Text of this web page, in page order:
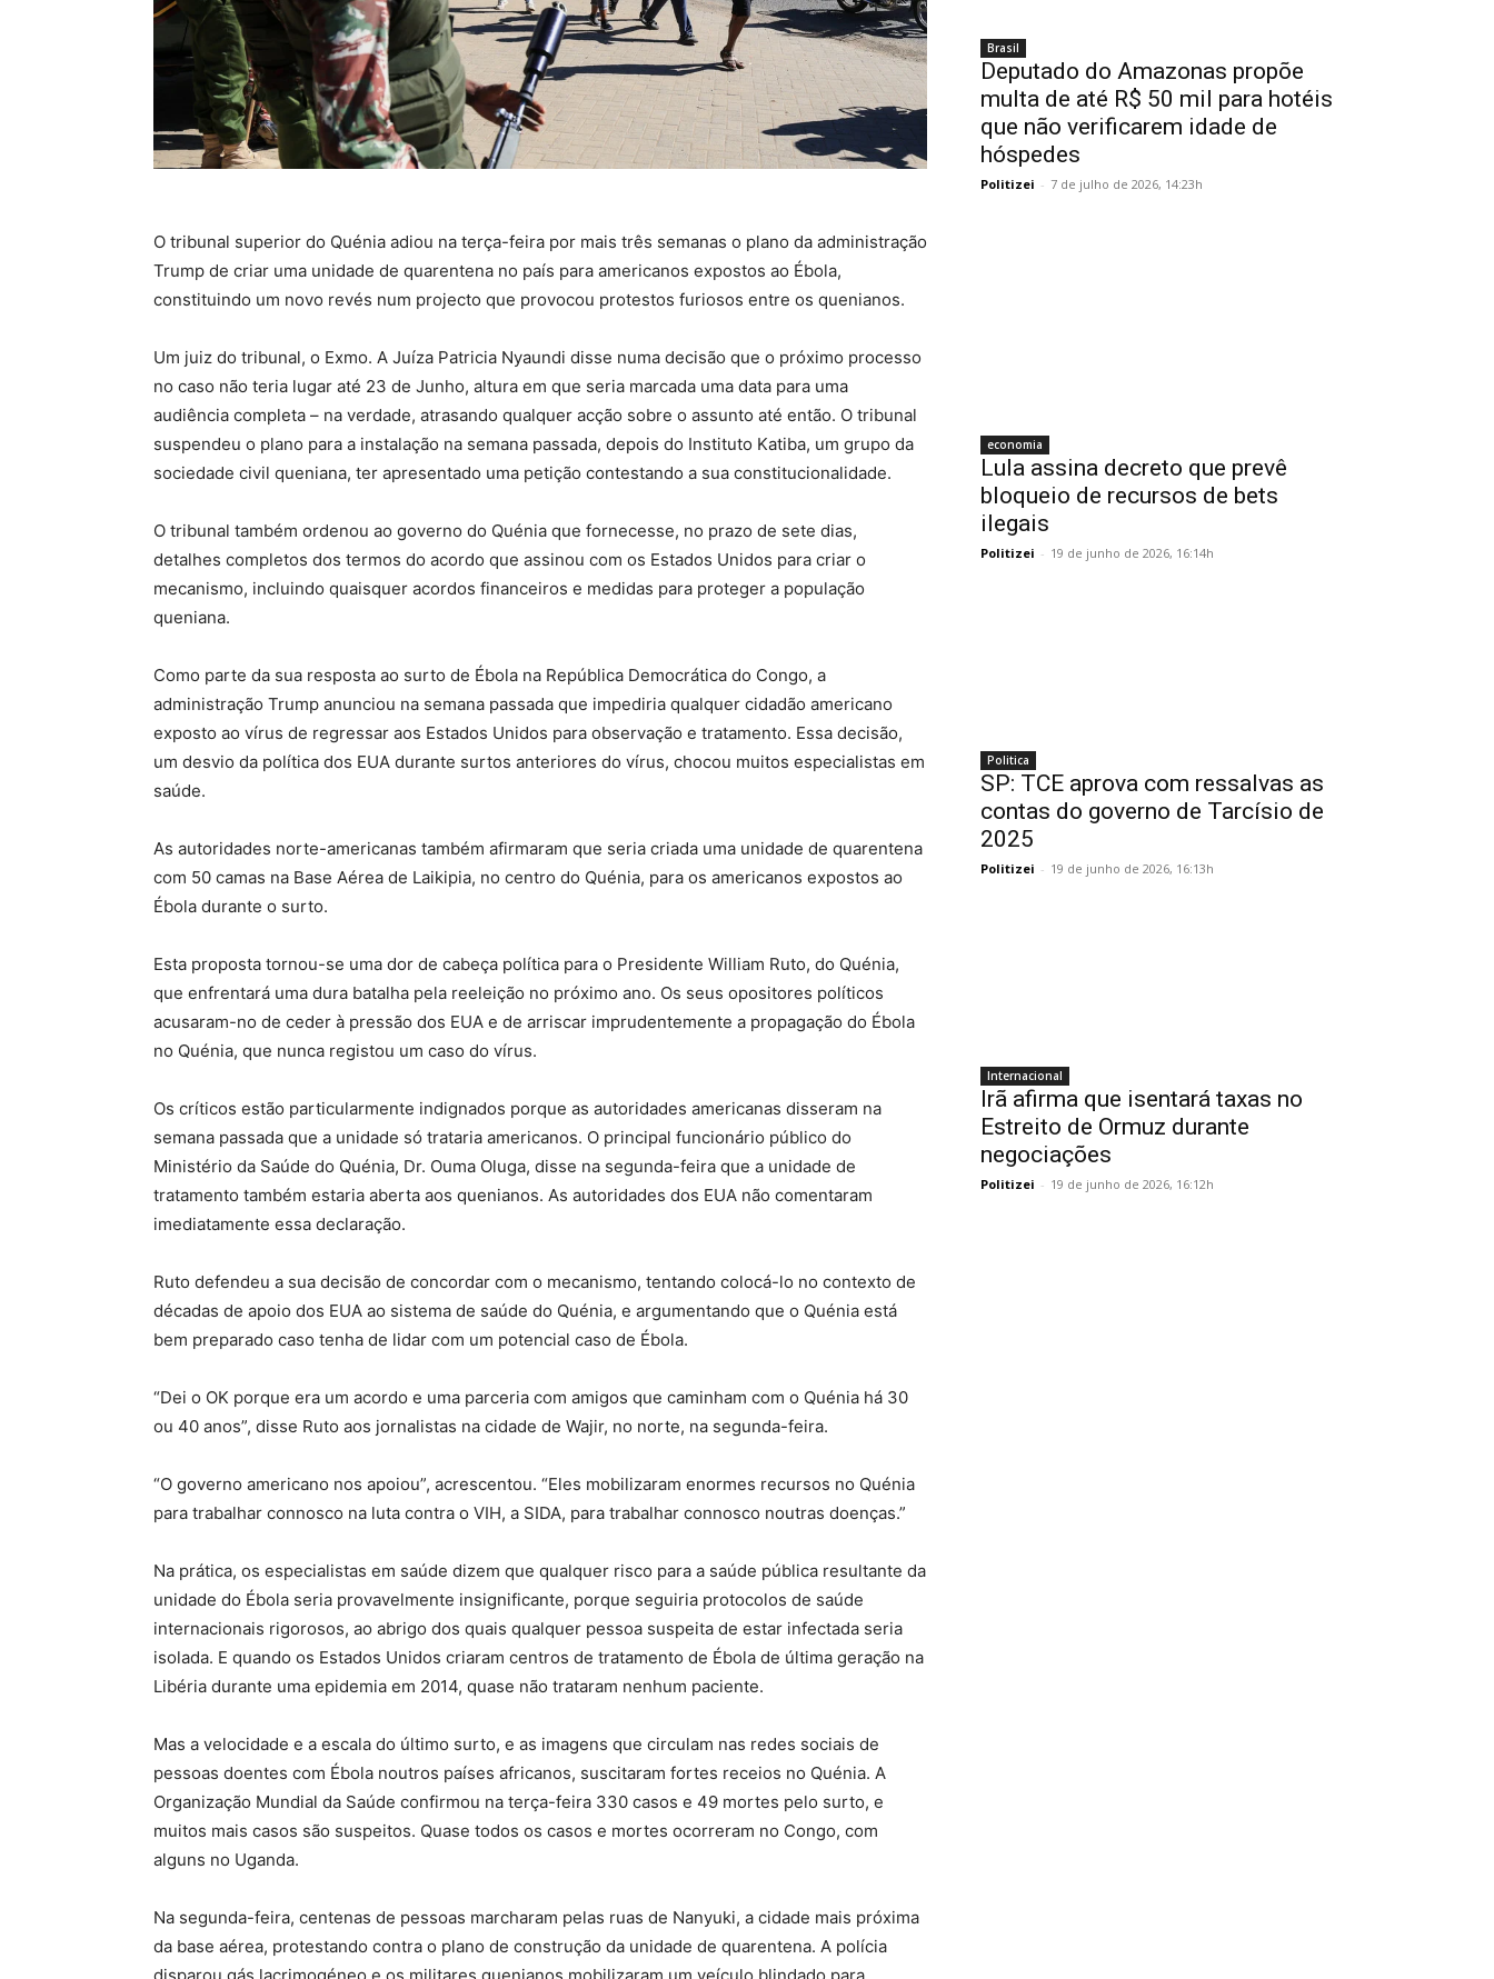
O tribunal superior do Quénia adiou na terça-feira por mais três semanas o plano da administração
Trump de criar uma unidade de quarentena no país para americanos expostos ao Ébola,
constituindo um novo revés num projecto que provocou protestos furiosos entre os quenianos.
Um juiz do tribunal, o Exmo. A Juíza Patricia Nyaundi disse numa decisão que o próximo processo
no caso não teria lugar até 23 de Junho, altura em que seria marcada uma data para uma
audiência completa – na verdade, atrasando qualquer acção sobre o assunto até então. O tribunal
suspendeu o plano para a instalação na semana passada, depois do Instituto Katiba, um grupo da
sociedade civil queniana, ter apresentado uma petição contestando a sua constitucionalidade.
O tribunal também ordenou ao governo do Quénia que fornecesse, no prazo de sete dias,
detalhes completos dos termos do acordo que assinou com os Estados Unidos para criar o
mecanismo, incluindo quaisquer acordos financeiros e medidas para proteger a população
queniana.
Como parte da sua resposta ao surto de Ébola na República Democrática do Congo, a
administração Trump anunciou na semana passada que impediria qualquer cidadão americano
exposto ao vírus de regressar aos Estados Unidos para observação e tratamento. Essa decisão,
um desvio da política dos EUA durante surtos anteriores do vírus, chocou muitos especialistas em
saúde.
As autoridades norte-americanas também afirmaram que seria criada uma unidade de quarentena
com 50 camas na Base Aérea de Laikipia, no centro do Quénia, para os americanos expostos ao
Ébola durante o surto.
Esta proposta tornou-se uma dor de cabeça política para o Presidente William Ruto, do Quénia,
que enfrentará uma dura batalha pela reeleição no próximo ano. Os seus opositores políticos
acusaram-no de ceder à pressão dos EUA e de arriscar imprudentemente a propagação do Ébola
no Quénia, que nunca registou um caso do vírus.
Os críticos estão particularmente indignados porque as autoridades americanas disseram na
semana passada que a unidade só trataria americanos. O principal funcionário público do
Ministério da Saúde do Quénia, Dr. Ouma Oluga, disse na segunda-feira que a unidade de
tratamento também estaria aberta aos quenianos. As autoridades dos EUA não comentaram
imediatamente essa declaração.
Ruto defendeu a sua decisão de concordar com o mecanismo, tentando colocá-lo no contexto de
décadas de apoio dos EUA ao sistema de saúde do Quénia, e argumentando que o Quénia está
bem preparado caso tenha de lidar com um potencial caso de Ébola.
“Dei o OK porque era um acordo e uma parceria com amigos que caminham com o Quénia há 30
ou 40 anos”, disse Ruto aos jornalistas na cidade de Wajir, no norte, na segunda-feira.
“O governo americano nos apoiou”, acrescentou. “Eles mobilizaram enormes recursos no Quénia
para trabalhar connosco na luta contra o VIH, a SIDA, para trabalhar connosco noutras doenças.”
Na prática, os especialistas em saúde dizem que qualquer risco para a saúde pública resultante da
unidade do Ébola seria provavelmente insignificante, porque seguiria protocolos de saúde
internacionais rigorosos, ao abrigo dos quais qualquer pessoa suspeita de estar infectada seria
isolada. E quando os Estados Unidos criaram centros de tratamento de Ébola de última geração na
Libéria durante uma epidemia em 2014, quase não trataram nenhum paciente.
Mas a velocidade e a escala do último surto, e as imagens que circulam nas redes sociais de
pessoas doentes com Ébola noutros países africanos, suscitaram fortes receios no Quénia. A
Organização Mundial da Saúde confirmou na terça-feira 330 casos e 49 mortes pelo surto, e
muitos mais casos são suspeitos. Quase todos os casos e mortes ocorreram no Congo, com
alguns no Uganda.
Na segunda-feira, centenas de pessoas marcharam pelas ruas de Nanyuki, a cidade mais próxima
da base aérea, protestando contra o plano de construção da unidade de quarentena. A polícia
disparou gás lacrimogéneo e os militares quenianos mobilizaram um veículo blindado para
Brasil
Deputado do Amazonas propõe
multa de até R$ 50 mil para hotéis
que não verificarem idade de
hóspedes
Politizei - 7 de julho de 2026, 14:23h
economia
Lula assina decreto que prevê
bloqueio de recursos de bets
ilegais
Politizei - 19 de junho de 2026, 16:14h
Politica
SP: TCE aprova com ressalvas as
contas do governo de Tarcísio de
2025
Politizei - 19 de junho de 2026, 16:13h
Internacional
Irã afirma que isentará taxas no
Estreito de Ormuz durante
negociações
Politizei - 19 de junho de 2026, 16:12h